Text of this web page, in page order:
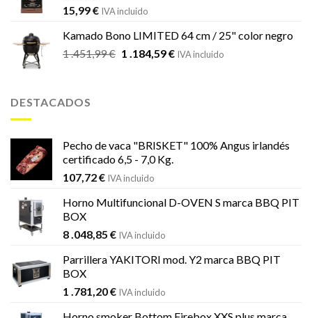
15,99€ IVA incluido
Kamado Bono LIMITED 64 cm / 25" color negro
1 .451,99€ El
1 .184,59€ElIVA incluido
DESTACADOS
Pecho de vaca "BRISKET" 100% Angus irlandés
certificado 6,5 - 7,0 Kg.
107,72€ IVA incluido
Horno Multifuncional D-OVEN S marca BBQ PIT
BOX
8 .048,85 € IVA incluido
Parrillera YAKITORI mod. Y2 marca BBQ PIT
BOX
1 .781,20€ IVA incluido